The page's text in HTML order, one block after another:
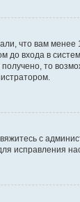
что вам менее
до входа в
то
с
исправления